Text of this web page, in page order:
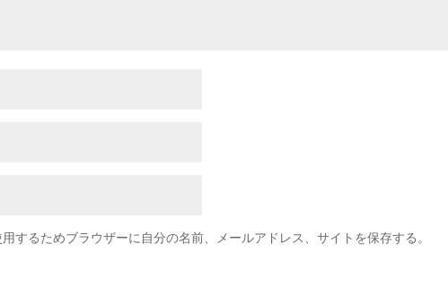
するためブラウザーに自分の名前、メールアドレス、サイトを保存する。